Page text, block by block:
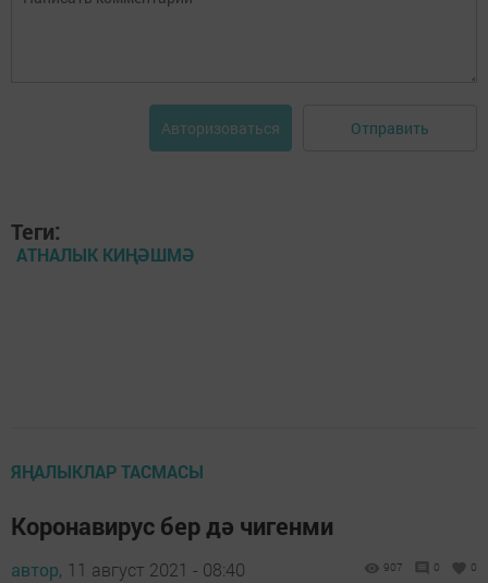
Авторизоваться Отправить
Теги:
АТНАЛЫК КИҢӘШМӘ
ЯҢАЛЫКЛАР ТАСМАСЫ
Коронавирус бер дә чигенми
автор, 11 август 2021 - 08:40 907 0 0